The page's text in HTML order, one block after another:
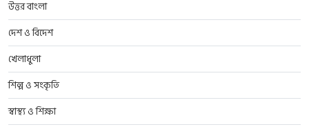
উত্তর বাংলা
দেশ ও বিদেশ
খেলাধুলা
শিল্প ও সংকৃতি
স্বাস্থ্য ও শিক্ষা